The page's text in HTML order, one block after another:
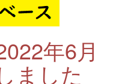
年6月
ました